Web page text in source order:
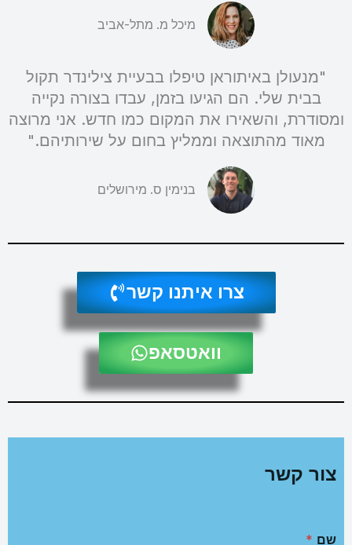
מיכל מ. מתל-אביב
"מנעולן באיתוראן טיפלו בבעיית צילינדר תקול
בבית שלי. הם הגיעו בזמן, עבדו בצורה נקייה
ומסודרת, והשאירו את המקום כמו חדש. אני מרוצה
מאוד מהתוצאה וממליץ בחום על שירותיהם."
בנימין ס. מירושלים
צרו איתנו קשר
וואטסאפ
צור קשר
שם *